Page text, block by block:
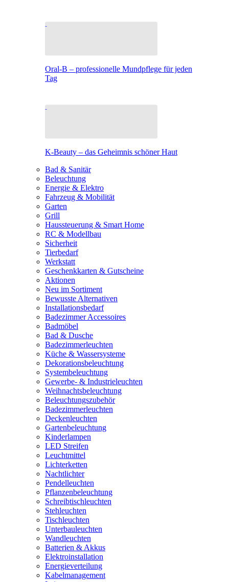
Oral-B – professionelle Mundpflege für jeden
Tag
K-Beauty – das Geheimnis schöner Haut
Bad & Sanitär
Beleuchtung
Energie & Elektro
Fahrzeug & Mobilität
Garten
Grill
Haussteuerung & Smart Home
RC & Modellbau
Sicherheit
Tierbedarf
Werkstatt
Geschenkkarten & Gutscheine
Aktionen
Neu im Sortiment
Bewusste Alternativen
Installationsbedarf
Badezimmer Accessoires
Badmöbel
Bad & Dusche
Badezimmerleuchten
Küche & Wassersysteme
Dekorationsbeleuchtung
Systembeleuchtung
Gewerbe- & Industrieleuchten
Weihnachtsbeleuchtung
Beleuchtungszubehör
Badezimmerleuchten
Deckenleuchten
Gartenbeleuchtung
Kinderlampen
LED Streifen
Leuchtmittel
Lichterketten
Nachtlichter
Pendelleuchten
Pflanzenbeleuchtung
Schreibtischleuchten
Stehleuchten
Tischleuchten
Unterbauleuchten
Wandleuchten
Batterien & Akkus
Elektroinstallation
Energieverteilung
Kabelmanagement